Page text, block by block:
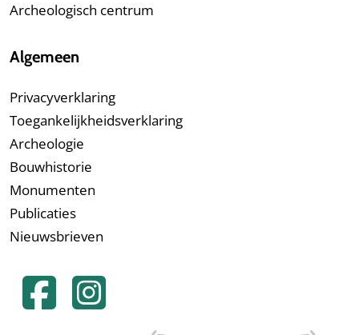
Archeologisch centrum
Algemeen
Privacyverklaring
Toegankelijkheidsverklaring
Archeologie
Bouwhistorie
Monumenten
Publicaties
Nieuwsbrieven